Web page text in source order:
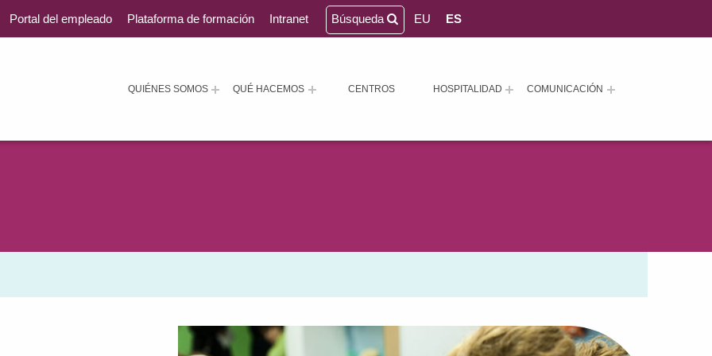
QUIÉNES SOMOS QUÉ HACEMOS CENTROS HOSPITALIDAD COMUNICACIÓN
Portal del empleado Plataforma de formación Intranet Búsqueda EU ES